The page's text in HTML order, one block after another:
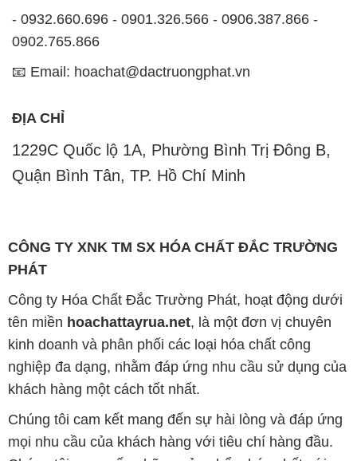
ĐỊA CHỈ
1229C Quốc lộ 1A, Phường Bình Trị Đông B,
Quận Bình Tân, TP. Hồ Chí Minh
CÔNG TY XNK TM SX HÓA CHẤT ĐẮC TRƯỜNG
PHÁT
kinh doanh và phân phối các loại hóa chất công
nghiệp đa dạng, nhằm đáp ứng nhu cầu sử dụng của
khách hàng một cách tốt nhất.
Chúng tôi cam kết mang đến sự hài lòng và đáp ứng
mọi nhu cầu của khách hàng với tiêu chí hàng đầu.
Chúng tôi cung cấp những sản phẩm hóa chất với
chất lượng cao và giá thành hợp lý, đáp ứng các yêu
cầu khắt khe của khách hàng.
Uy tín là một trong những nguyên tắc quan trọng